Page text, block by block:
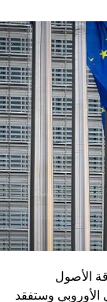
الأصول
الأوروبي وستفقد